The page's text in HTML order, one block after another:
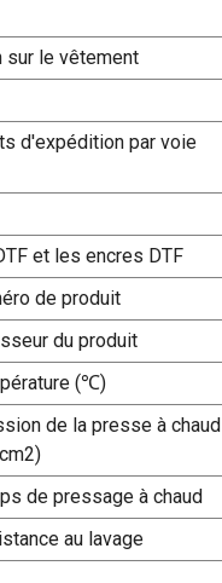
le vêtement
d'expédition par voie
et les encres DTF
de produit
du produit
(℃)
de la presse à chaud
de pressage à chaud
au lavage